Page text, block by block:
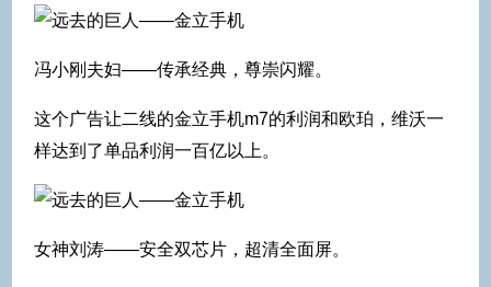
冯小刚夫妇——传承经典，尊崇闪耀。
这个广告让二线的金立手机m7的利润和欧珀，维沃一
样达到了单品利润一百亿以上。
女神刘涛——安全双芯片，超清全面屏。